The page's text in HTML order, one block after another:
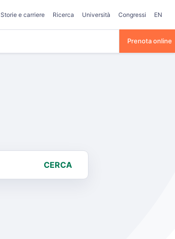
Storie e carriere Ricerca Università Congressi EN
Prenota online
CERCA